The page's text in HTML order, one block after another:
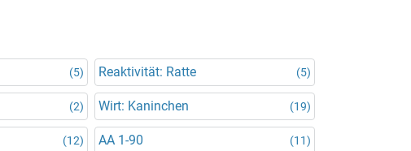
(5) Reaktivität: Ratte (5)
(2) Wirt: Kaninchen (19)
(12) AA 1-90 (11)